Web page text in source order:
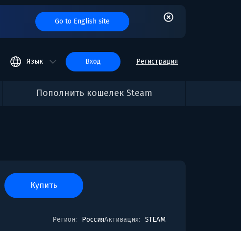
Go to English site
Язык вход Регистрация
Пополнить кошелек Steam
купить
Регион: РоссияАктивация: STEAM